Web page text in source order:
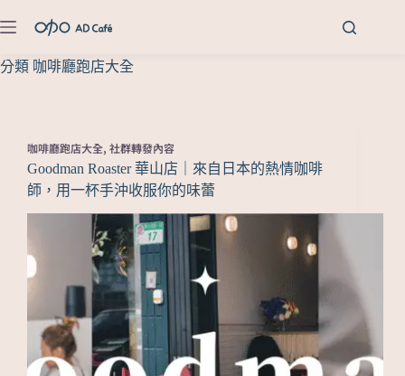
分類 咖啡廳跑店大全
咖啡廳跑店大全, 社群轉發內容
Goodman Roaster 華山店｜來自日本的熱情咖啡
師，用一杯手沖收服你的味蕾